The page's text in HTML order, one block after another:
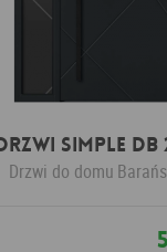
SIMPLE DB
Drzwi do domu